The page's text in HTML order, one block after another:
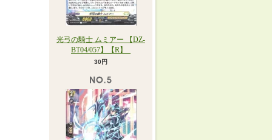
光弓の騎士 ムミアー 【DZ-
BT04/057】【R】_
30円